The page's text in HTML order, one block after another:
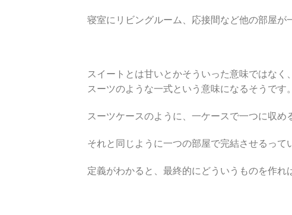
寝室にリビングルーム、応接間など他の部屋が
スイートとは甘いとかそういった意味ではなく、
スーツのような一式という意味になるそうです。
スーツケースのように、一ケースで一つに収め
それと同じように一つの部屋で完結させるって
定義がわかると、最終的にどういうものを作れ